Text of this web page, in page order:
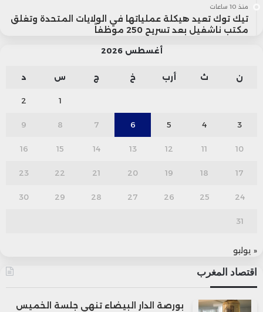
منذ 10 ساعات
تيك توك تعيد هيكلة عملياتها في الولايات المتحدة وتغلق
مكتب ناشفيل بعد تسريح 250 موظفاً
أغسطس 2026
ن ث أرب خ ج س د
1
2
3
4
5
6
7
8
9
10
11
12
13
14
15
16
17
18
19
20
21
22
23
24
25
26
27
28
29
30
31
« يوليو
اقتصاد المغرب
بورصة الدار البيضاء تنهي جلسة الخميس